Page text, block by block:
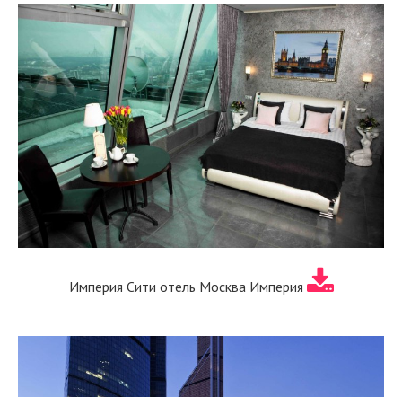
Империя Сити отель Москва Империя